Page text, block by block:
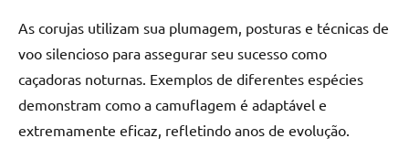
As corujas utilizam sua plumagem, posturas e técnicas de
voo silencioso para assegurar seu sucesso como
caçadoras noturnas. Exemplos de diferentes espécies
demonstram como a camuflagem é adaptável e
extremamente eficaz, refletindo anos de evolução.